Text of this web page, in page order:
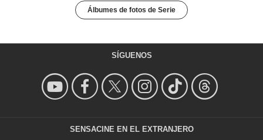
Álbumes de fotos de Serie
SÍGUENOS
SENSACINE EN EL EXTRANJERO